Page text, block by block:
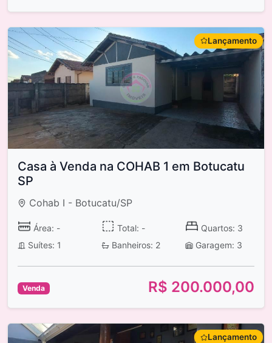
Lançamento
Casa à Venda na COHAB 1 em Botucatu
SP
Cohab I - Botucatu/SP
Área: - Total: -
Quartos: 3
Suítes: 1
Banheiros: 2 Garagem: 3
Venda R$ 200.000,00
Lançamento